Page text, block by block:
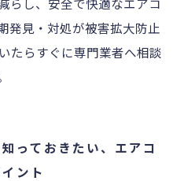
発見・対処が被害拡大防止
たらすぐに専門業者へ相談
っておきたい、エアコ
ント